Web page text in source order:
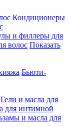
Кондиционеры
и филлеры для
волос Показать
Бьюти-
Гели и масла для
для интимной
и масла для